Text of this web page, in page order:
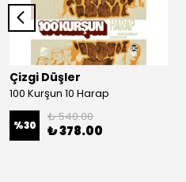
Çizgi Düşler
100 Kurşun 10 Harap
%30
₺ 540.00
₺ 378.00